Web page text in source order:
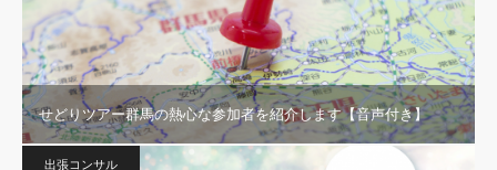
せどりツアー群馬の熱心な参加者を紹介します【音声付き】
出張コンサル